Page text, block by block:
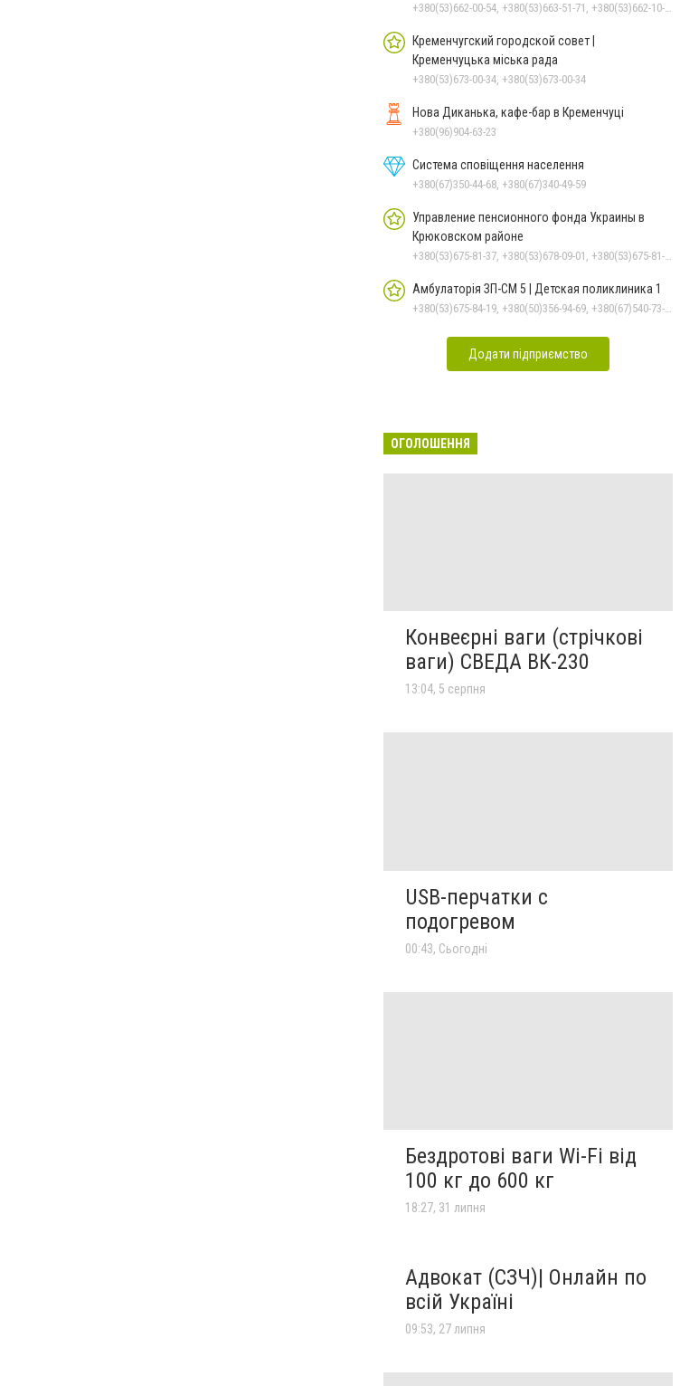
+380(53)662-00-54, +380(53)663-51-71, +380(53)662-10-35
Кременчугский городской совет |
Кременчуцька міська рада
+380(53)673-00-34, +380(53)673-00-34
Нова Диканька, кафе-бар в Кременчуці
+380(96)904-63-23
Система сповіщення населення
+380(67)350-44-68, +380(67)340-49-59
Управление пенсионного фонда Украины в
Крюковском районе
+380(53)675-81-37, +380(53)678-09-01, +380(53)675-81-32, +380(53)675-81-40, +380(53)675-81-33, +380(53)675-81-38, +380(53)675-81-31, +380(53)678-08-87
Амбулаторія ЗП-СМ 5 | Детская поликлиника 1
+380(53)675-84-19, +380(50)356-94-69, +380(67)540-73-87
Додати підприємство
ОГОЛОШЕННЯ
Конвеєрні ваги (стрічкові
ваги) СВЕДА ВК-230
13:04, 5 серпня
USB-перчатки с
подогревом
00:43, Сьогодні
Бездротові ваги Wi-Fi від
100 кг до 600 кг
18:27, 31 липня
Адвокат (СЗЧ)| Онлайн по
всій Україні
09:53, 27 липня